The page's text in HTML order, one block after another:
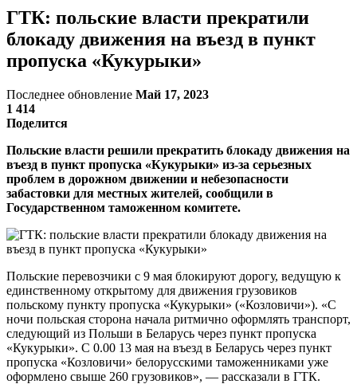
ГТК: польские власти прекратили
блокаду движения на въезд в пункт
пропуска «Кукурыки»
Последнее обновление Май 17, 2023
1 414
Поделится
Польские власти решили прекратить блокаду движения на
въезд в пункт пропуска «Кукурыки» из-за серьезных
проблем в дорожном движении и небезопасности
забастовки для местных жителей, сообщили в
Государственном таможенном комитете.
Польские перевозчики с 9 мая блокируют дорогу, ведущую к
единственному открытому для движения грузовиков
польскому пункту пропуска «Кукурыки» («Козловичи»). «С
ночи польская сторона начала ритмично оформлять транспорт,
следующий из Польши в Беларусь через пункт пропуска
«Кукурыки». С 0.00 13 мая на въезд в Беларусь через пункт
пропуска «Козловичи» белорусскими таможенниками уже
оформлено свыше 260 грузовиков», — рассказали в ГТК.